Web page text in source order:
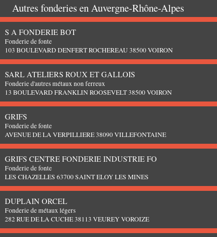
Autres fonderies enAuvergne-Rhône-Alpes
S A FONDERIE BOT
Fonderie de fonte
103 BOULEVARD DENFERT ROCHEREAU 38500 VOIRON
SARL ATELIERS ROUX ET GALLOIS
Fonderie d'autres métaux non ferreux
13 BOULEVARD FRANKLIN ROOSEVELT 38500 VOIRON
GRIFS
Fonderie de fonte
AVENUE DE LA VERPILLIERE 38090 VILLEFONTAINE
GRIFS CENTRE FONDERIE INDUSTRIE FO
Fonderie de fonte
LES CHAZELLES 63700 SAINT ELOY LES MINES
DUPLAIN ORCEL
Fonderie de métaux légers
282 RUE DE LA CUCHE 38113 VEUREY VOROIZE